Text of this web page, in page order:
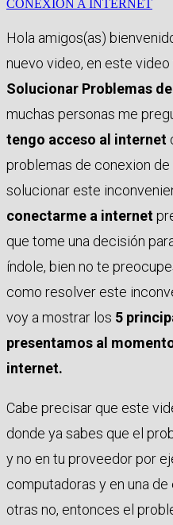
CONEXIÓN A INTERNET
Hola amigos(as)
nuevo video, en este
Solucionar Problemas
muchas personas me
tengo acceso al internet
problemas de conexion
solucionar este
conectarme a internet
que tome una decisión
índole, bien no te
como resolver este
voy a mostrar los 5
presentamos al
internet.
Cabe precisar que este
donde ya sabes que el
y no en tu proveedor por
computadoras y en una
otras no, entonces el